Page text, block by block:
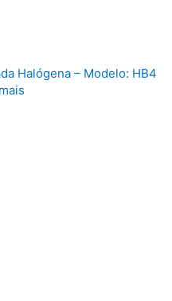
Halógena – Modelo: HB4